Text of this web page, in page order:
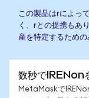
この製品はrによっ
く、rとの提携もあ
産を特定するための
数秒でIRENon
MetaMaskで